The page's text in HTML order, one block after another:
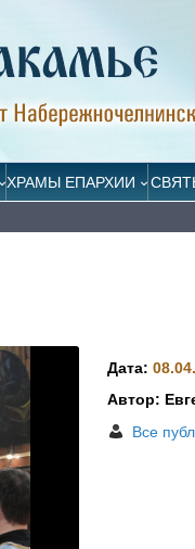
ХРАМЫ ЕПАРХИИ
Дата:
Автор:
Все